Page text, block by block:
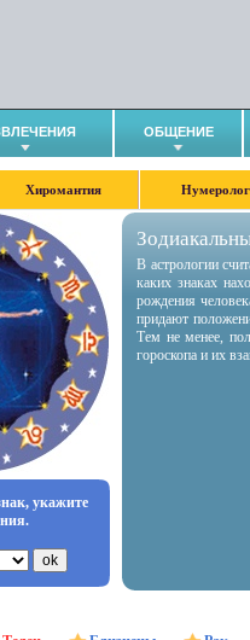
ОБЩЕНИЕ
Хиромантия
укажите
В астрологии
каких знаках
рождения
придают
Тем не менее,
гороскопа и их